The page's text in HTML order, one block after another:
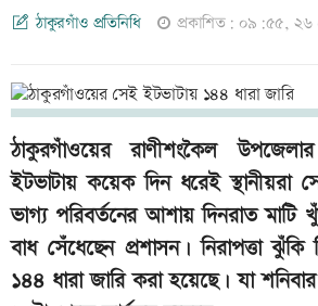
ঠাকুরগাঁও প্রতিনিধি প্রকাশিত: ০৯:৫৫, ২৬
ঠাকুরগাঁওয়ের রাণীশংকৈল
ইটভাটায় কয়েক দিন ধরেই
ভাগ্য পরিবর্তনের আশায় দিনরাত মাটি
বাধ সেঁধেছেন প্রশাসন। নিরাপত্তা ঝুঁকি
১৪৪ ধারা জারি করা হয়েছে। যা